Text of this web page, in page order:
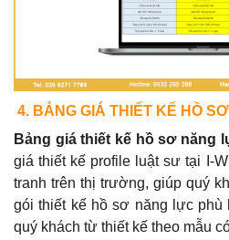
4. BẢNG GIÁ THIẾT KẾ HỒ
Bảng giá thiết kế hồ sơ năng
giá thiết kế profile luật sư tại I-
tranh trên thị trường, giúp quý
gói thiết kế hồ sơ năng lực
quý khách từ thiết kế theo mẫu